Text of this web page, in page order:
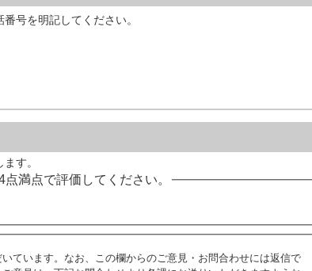
号を明記してください。
す。
満点で評価してください。
ています。なお、この欄からのご意見・お問合わせには返信で